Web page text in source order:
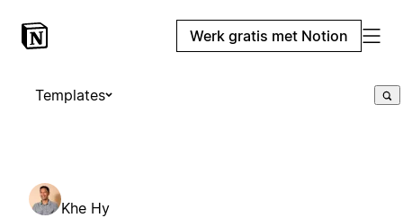
Werk gratis met Notion
Templates
Khe Hy